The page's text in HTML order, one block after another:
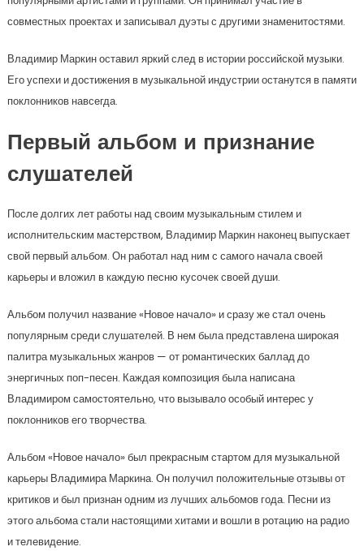
совместных проектах и записывал дуэты с другими знаменитостями.
Владимир Маркин оставил яркий след в истории российской музыки.
Его успехи и достижения в музыкальной индустрии останутся в памяти
поклонников навсегда.
Первый альбом и признание
слушателей
После долгих лет работы над своим музыкальным стилем и
исполнительским мастерством, Владимир Маркин наконец выпускает
свой первый альбом. Он работал над ним с самого начала своей
карьеры и вложил в каждую песню кусочек своей души.
Альбом получил название «Новое начало» и сразу же стал очень
популярным среди слушателей. В нем была представлена широкая
палитра музыкальных жанров — от романтических баллад до
энергичных поп-песен. Каждая композиция была написана
Владимиром самостоятельно, что вызывало особый интерес у
поклонников его творчества.
Альбом «Новое начало» был прекрасным стартом для музыкальной
карьеры Владимира Маркина. Он получил положительные отзывы от
критиков и был признан одним из лучших альбомов года. Песни из
этого альбома стали настоящими хитами и вошли в ротацию на радио
и телевидение.